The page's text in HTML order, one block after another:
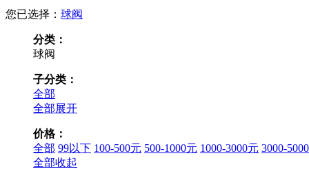
您已选择： 球阀
分类：
球阀
子分类：
全部
全部展开
价格：
全部 99以下 100-500元 500-1000元 1000-3000元 3000-
全部收起